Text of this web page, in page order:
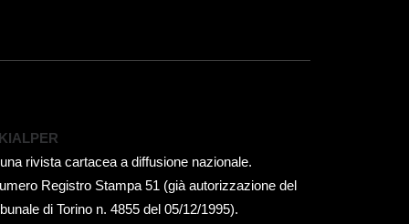
rivista cartacea a diffusione nazionale.
Registro Stampa 51 (già autorizzazione del
di Torino n. 4855 del 05/12/1995).